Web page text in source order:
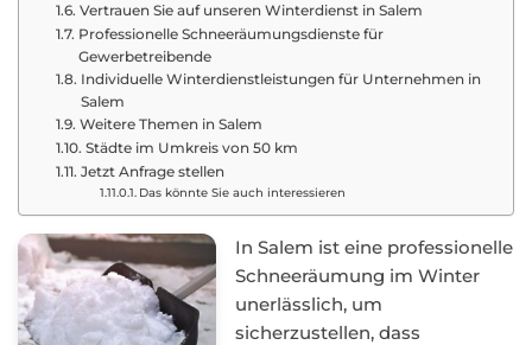
Vertrauen Sie auf unseren Winterdienst in Salem
Professionelle Schneeräumungsdienste für
Gewerbetreibende
Individuelle Winterdienstleistungen für Unternehmen in
Salem
Weitere Themen in Salem
Städte im Umkreis von 50 km
Jetzt Anfrage stellen
Das könnte Sie auch interessieren
In Salem ist eine professionelle
Schneeräumung im Winter
unerlässlich, um
sicherzustellen, dass